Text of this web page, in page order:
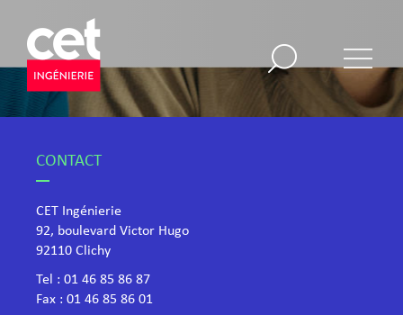
CONTACT
CET Ingénierie
92, boulevard Victor Hugo
​92110 Clichy
Tel : 01 46 85 86 87
Fax : 01 46 85 86 01